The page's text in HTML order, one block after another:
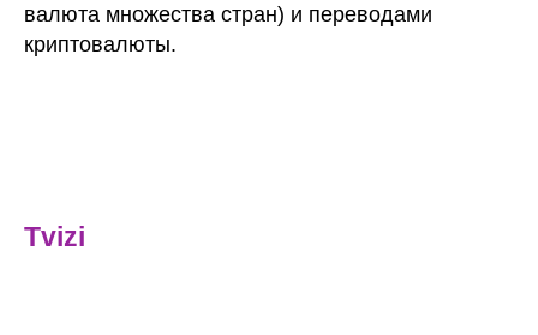
валюта множества стран) и переводами
криптовалюты.
Tvizi